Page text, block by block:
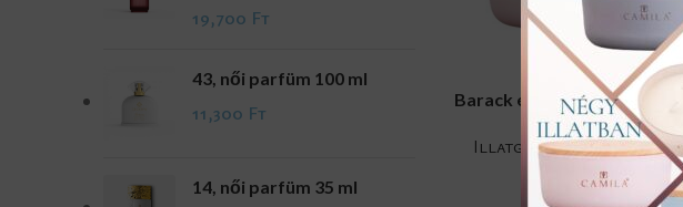
19,700 Ft
43, női parfüm 100 ml
11,300 Ft
14, női parfüm 35 ml
ADD TO CART
Barack és Cassis illatgyertya
Illatgyertyák 3 kanócos
7,700
Ft